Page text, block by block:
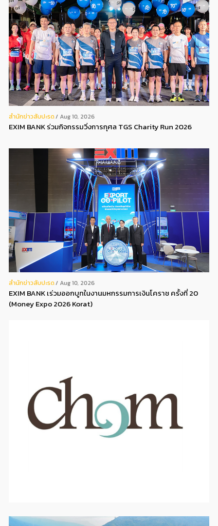
สํานักข่าวสับปะรด Aug 10, 2026
EXIM BANK ร่วมกิจกรรมวิ่งการกุศล TGS Charity Run 2026
สํานักข่าวสับปะรด Aug 10, 2026
EXIM BANK เร่วมออกบูทในงานมหกรรมการเงินโคราช ครั้งที่ 20
(Money Expo 2026 Korat)